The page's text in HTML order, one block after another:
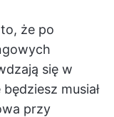
że po
się w
musiał
przy